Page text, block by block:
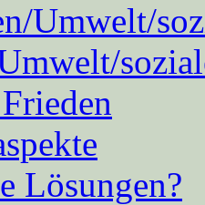
Umwelt/
Lösungen?